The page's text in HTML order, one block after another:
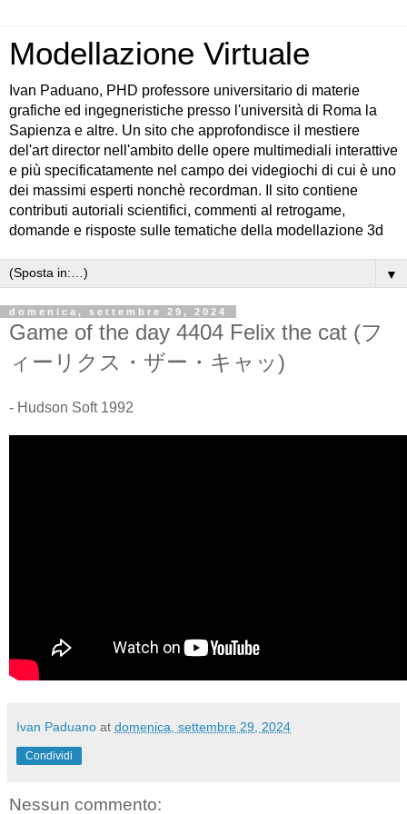
Modellazione Virtuale
Ivan Paduano, PHD professore universitario di materie
grafiche ed ingegneristiche presso l'università di Roma la
Sapienza e altre. Un sito che approfondisce il mestiere
del'art director nell'ambito delle opere multimediali interattive
e più specificatamente nel campo dei videgiochi di cui è uno
dei massimi esperti nonchè recordman. Il sito contiene
contributi autoriali scientifici, commenti al retrogame,
domande e risposte sulle tematiche della modellazione 3d
▼
domenica, settembre 29, 2024
Game of the day 4404 Felix the cat (フ
ィーリクス・ザー・キャッ)
- Hudson Soft 1992
Ivan Paduano at domenica, settembre 29, 2024
Condividi
Nessun commento: